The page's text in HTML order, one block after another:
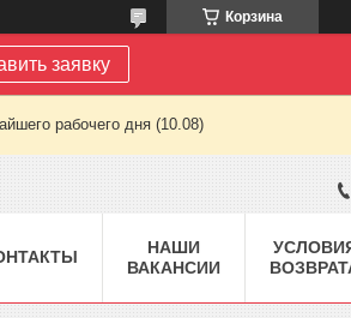
Корзина
заявку
рабочего дня (10.08)
НАШИ
ВАКАНСИИ